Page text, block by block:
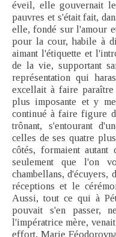
éveil, elle gouvernait
pauvres et s'était fait,
elle, fondé sur l'amour
pour la cour, habile à
aimant l'étiquette et
de la vie, supportant
représentation qui
excellait à faire
plus imposante et y
continué à faire figure
trônant, s'entourant
celles de ses quatre
côtés, formaient autant
seulement que l'on
chambellans, d'écuyers,
réceptions et le
Aussi, tout ce qui à
pouvait s'en passer,
l'impératrice mère,
effort, Marie